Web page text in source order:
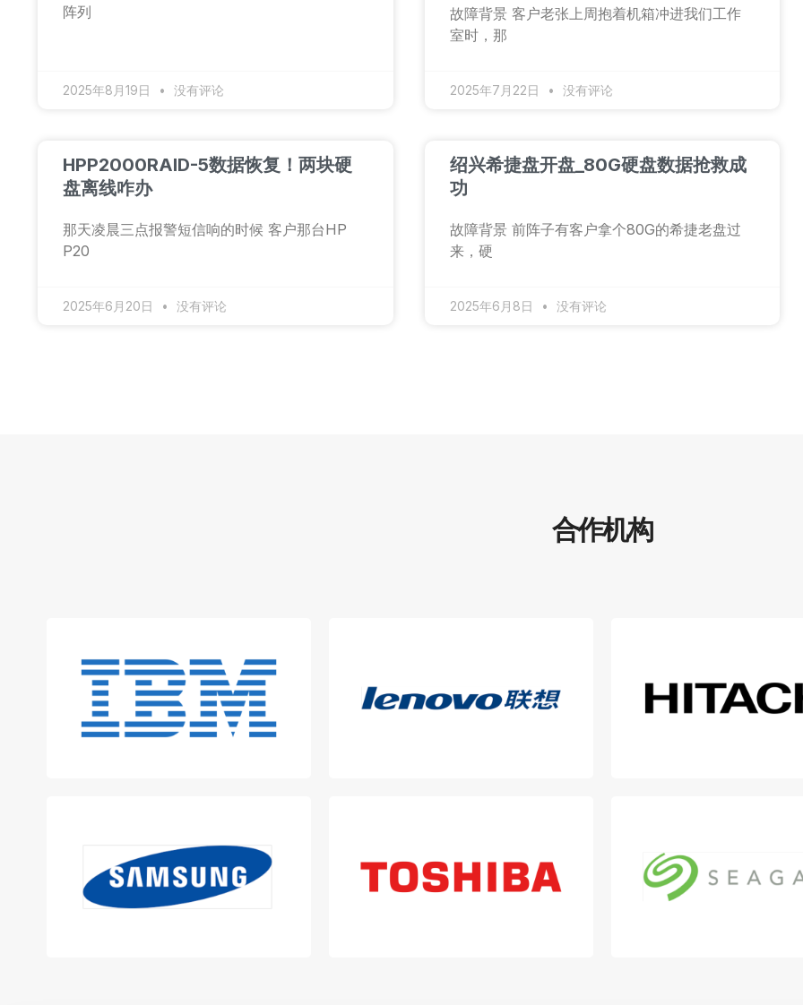
阵列
2025年8月19日 没有评论
故障背景 客户老张上周抱着机箱冲进我们工作
室时，那
2025年7月22日 没有评论
HPP2000RAID-5数据恢复！两块硬
盘离线咋办
那天凌晨三点报警短信响的时候 客户那台HP
P20
2025年6月20日 没有评论
绍兴希捷盘开盘_80G硬盘数据抢救成
功
故障背景 前阵子有客户拿个80G的希捷老盘过
来，硬
2025年6月8日 没有评论
合作机构